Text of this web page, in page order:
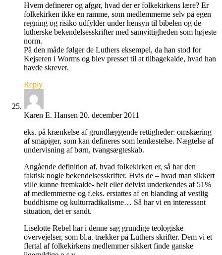
Hvem definerer og afgør, hvad der er folkekirkens lære? Er
folkekirken ikke en ramme, som medlemmerne selv på egen
regning og risiko udfylder under hensyn til bibelen og de
lutherske bekendelsesskrifter med samvittigheden som højeste
norm.
På den måde følger de Luthers eksempel, da han stod for
Kejseren i Worms og blev presset til at tilbagekalde, hvad han
havde skrevet.
Reply
Karen E. Hansen 20. december 2011
eks. på krænkelse af grundlæggende rettigheder: omskæring
af småpiger, som kan defineres som lemlæstelse. Nægtelse af
undervisning af børn, tvangsægteskab.
Angående definition af, hvad folkekirken er, så har den
faktisk nogle bekendelsesskrifter. Hvis de – hvad man sikkert
ville kunne fremkalde- helt eller delvist underkendes af 51%
af medlemmerne og f.eks. erstattes af en blanding af vestlig
buddhisme og kulturradikalisme… Så har vi en interessant
situation, det er sandt.
Liselotte Rebel har i denne sag grundige teologiske
overvejelser, som bl.a. trækker på Luthers skrifter. Dem vi et
flertal af folkekirkens medlemmer sikkert finde ganske